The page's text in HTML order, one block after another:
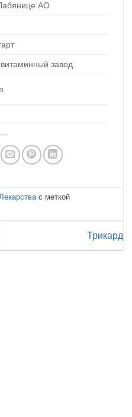
АО
завод
с меткой
Трикард